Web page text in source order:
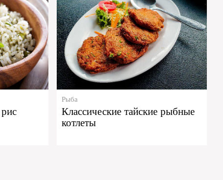
Рыба
Классические тайские рыбные
котлеты